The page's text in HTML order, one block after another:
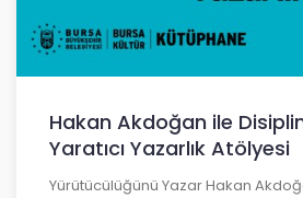
Hakan Akdoğan ile
Yaratıcı Yazarlık Atölyesi
Yürütücülüğünü Yazar Hakan